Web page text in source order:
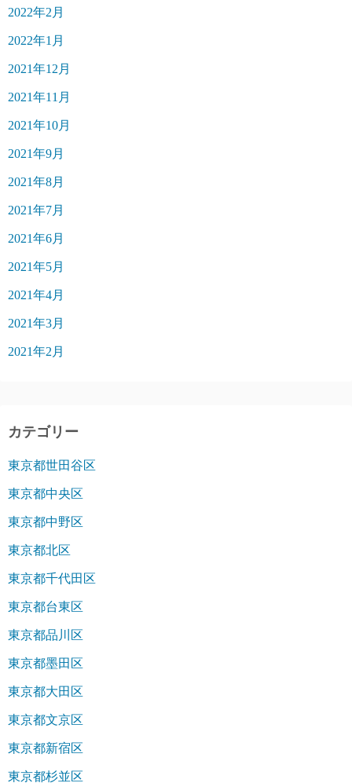
2022年2月
2022年1月
2021年12月
2021年11月
2021年10月
2021年9月
2021年8月
2021年7月
2021年6月
2021年5月
2021年4月
2021年3月
2021年2月
カテゴリー
東京都世田谷区
東京都中央区
東京都中野区
東京都北区
東京都千代田区
東京都台東区
東京都品川区
東京都墨田区
東京都大田区
東京都文京区
東京都新宿区
東京都杉並区